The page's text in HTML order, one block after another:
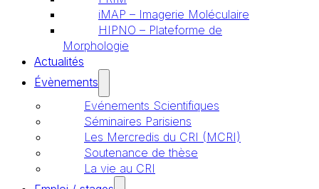
iMAP – Imagerie Moléculaire
HIPNO – Plateforme de
Morphologie
Actualités
Évènements
Evénements Scientifiques
Séminaires Parisiens
Les Mercredis du CRI (MCRI)
Soutenance de thèse
La vie au CRI